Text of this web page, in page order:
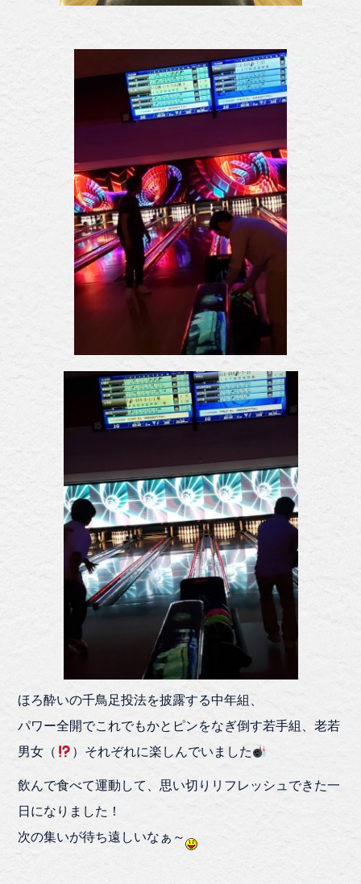
ほろ酔いの千鳥足投法を披露する中年組、
パワー全開でこれでもかとピンをなぎ倒す若手組、老若
男女（
）それぞれに楽しんでいました
飲んで食べて運動して、思い切りリフレッシュできた一
日になりました！
次の集いが待ち遠しいなぁ～